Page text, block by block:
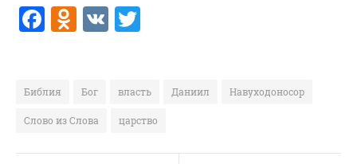
Аудио
Книга "Второе Пришествие
F
a
e
b
o
O
d
o
kl
a
V
K
te
r
Библия Бог власть Даниил Навуходоносор
Слово из Слова царство